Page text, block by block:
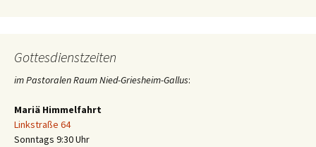
Gottesdienstzeiten
im Pastoralen Raum Nied-Griesheim-Gallus:
Mariä Himmelfahrt
Linkstraße 64
Sonntags 9:30 Uhr